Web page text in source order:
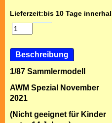
Lieferzeit:bis 10 Tage
Beschreibung
1/87 Sammlermodell
AWM Spezial November
2021
(Nicht geeignet für Kinder